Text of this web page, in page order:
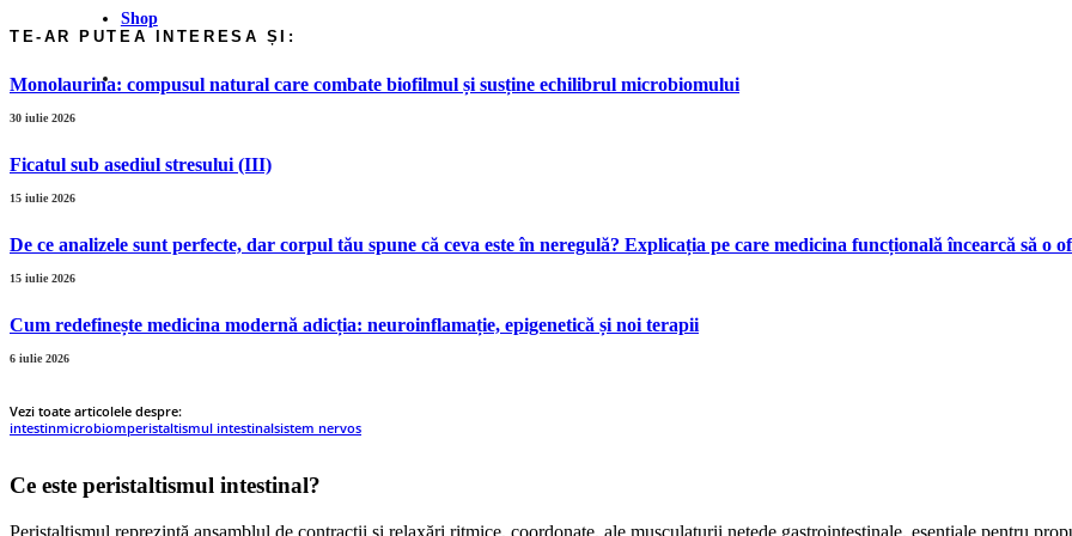
Shop
Monolaurina: compusul natural care combate biofilmul și susține echilibrul microbiomului
30 iulie 2026
Ficatul sub asediul stresului (III)
15 iulie 2026
De ce analizele sunt perfecte, dar corpul tău spune că ceva este în neregulă? Explicația pe care medicina funcțională încearcă să o
15 iulie 2026
Cum redefinește medicina modernă adicția: neuroinflamație, epigenetică și noi terapii
6 iulie 2026
Vezi toate articolele despre:
intestinmicrobiomperistaltismul intestinalsistem nervos
Ce este peristaltismul intestinal?
​Peristaltismul reprezintă ansamblul de contracții și relaxări ritmice, coordonate, ale musculaturii netede gastrointestinale, esențiale pentru